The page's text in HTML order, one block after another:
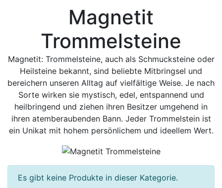
Magnetit
Trommelsteine
Magnetit: Trommelsteine, auch als Schmucksteine oder
Heilsteine bekannt, sind beliebte Mitbringsel und
bereichern unseren Alltag auf vielfältige Weise. Je nach
Sorte wirken sie mystisch, edel, entspannend und
heilbringend und ziehen ihren Besitzer umgehend in
ihren atemberaubenden Bann. Jeder Trommelstein ist
ein Unikat mit hohem persönlichem und ideellem Wert.
Es gibt keine Produkte in dieser Kategorie.